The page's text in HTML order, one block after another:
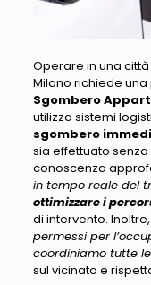
Operare in una
Milano richiede
Sgombero
utilizza sistemi
sgombero
sia effettuato
conoscenza
in tempo reale del
ottimizzare i
di intervento. Inoltre,
permessi per
coordiniamo tutte
sul vicinato e